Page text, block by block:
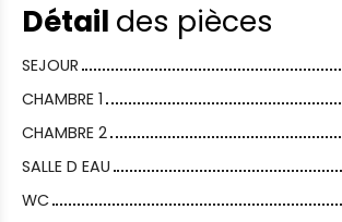
Détail des pièces
SEJOUR
CHAMBRE 1
CHAMBRE 2
SALLE D EAU
WC